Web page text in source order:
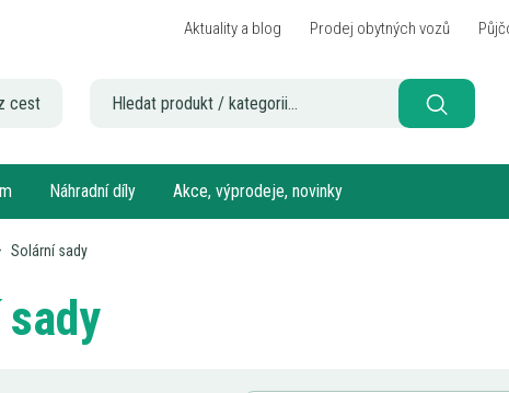
Aktuality a blog Prodej obytných vozů
cest
Náhradní díly Akce, výprodeje, novinky
Solární sady